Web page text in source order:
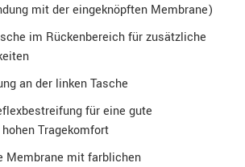
mit der eingeknöpften Membrane)
im Rückenbereich für zusätzliche
an der linken Tasche
für eine gute
Tragekomfort
Membrane mit farblichen